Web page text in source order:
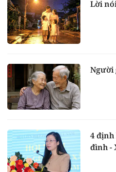
Lời
Người
4 định
đình -